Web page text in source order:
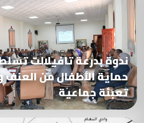
ندوة بدرعة تافيلالت
حماية الأطفال من العنف
تعبئة جماعية